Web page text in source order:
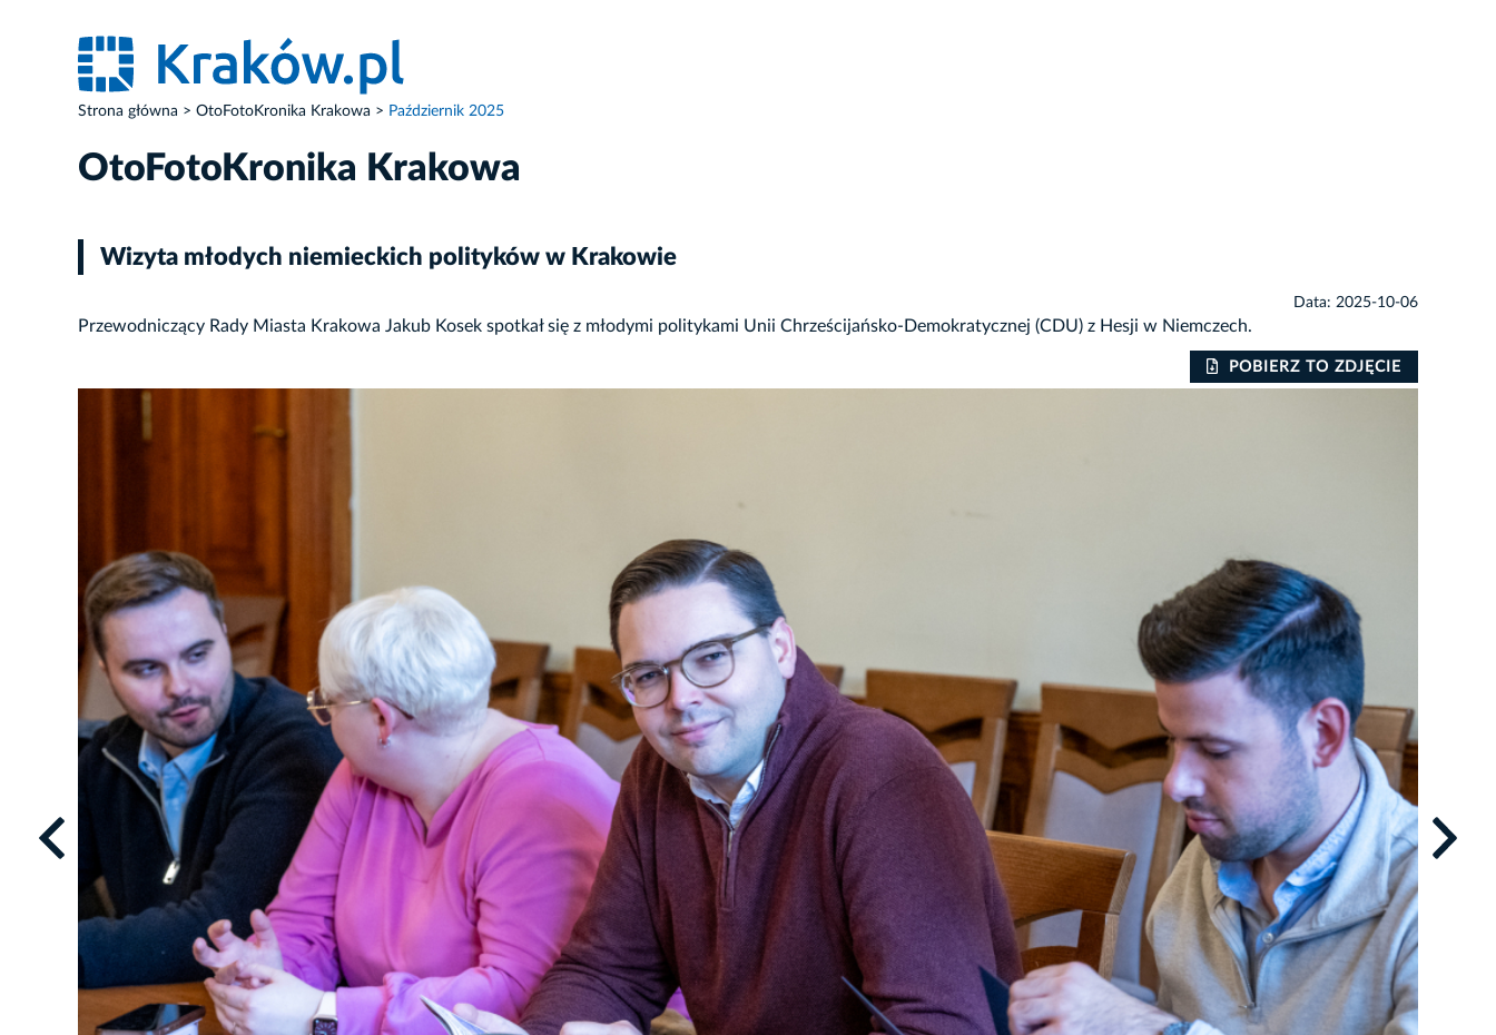
Strona główna OtoFotoKronika Krakowa Październik 2025
OtoFotoKronika Krakowa
Wizyta młodych niemieckich polityków w Krakowie
Data: 2025-10-06
Przewodniczący Rady Miasta Krakowa Jakub Kosek spotkał się z młodymi politykami Unii Chrześcijańsko-Demokratycznej (CDU) z Hesji w Niemczech.
POBIERZ TO ZDJĘCIE